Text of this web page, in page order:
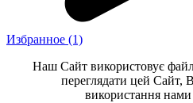
Избранное (1)
Наш Сайт використовує
переглядати цей Сайт,
використання